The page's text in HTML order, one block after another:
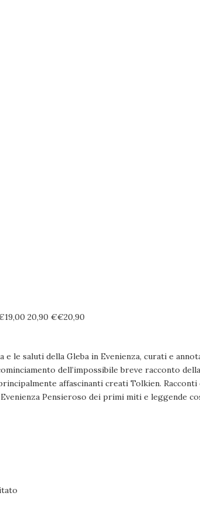
20,90 €€20,90
le saluti della Gleba in Evenienza, curati e
dell’impossibile breve racconto
affascinanti creati Tolkien. Racconti
Pensieroso dei primi miti e leggende
: ‎ Abilitato